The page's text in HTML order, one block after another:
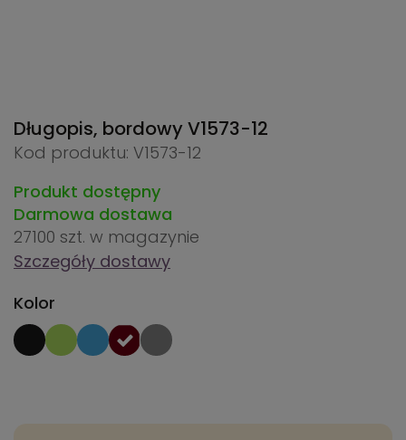
Długopis, bordowyV1573-12
Kod produktu: V1573-12
Produkt dostępny
Darmowa dostawa
27100 szt. w magazynie
Szczegóły dostawy
Kolor